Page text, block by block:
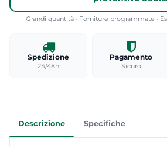
Grandi quantità · Forniture programmate ·
Spedizione
24/48h
Pagamento
Sicuro
Descrizione Specifiche